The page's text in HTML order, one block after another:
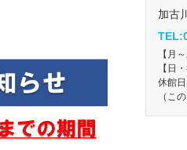
加古
【月
【日
休館
（こ